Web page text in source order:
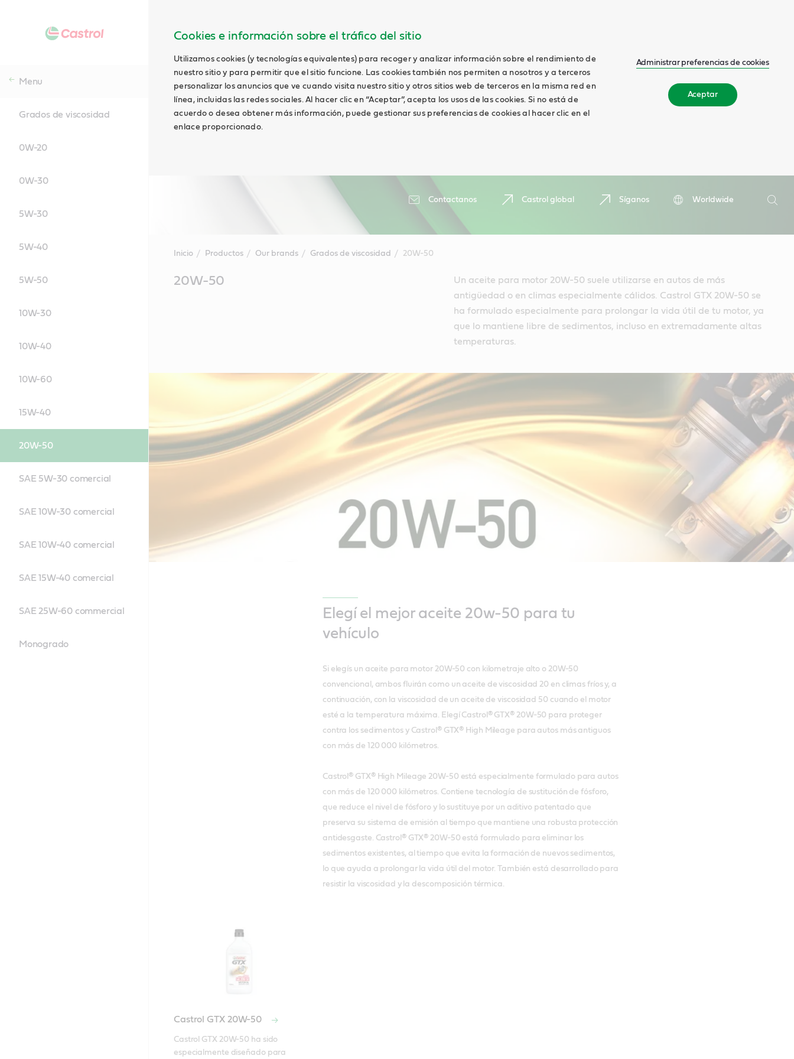
Cookies e información sobre el tráfico del sitio
Utilizamos cookies (y tecnologías equivalentes) para recoger y analizar información sobre el rendimiento de
nuestro sitio y para permitir que el sitio funcione. Las cookies también nos permiten a nosotros y a terceros
personalizar los anuncios que ve cuando visita nuestro sitio y otros sitios web de terceros en la misma red en
línea, incluidas las redes sociales. Al hacer clic en “Aceptar”, acepta los usos de las cookies. Si no está de
acuerdo o desea obtener más información, puede gestionar sus preferencias de cookies al hacer clic en el
enlace proporcionado.
Administrar preferencias de cookies
Aceptar
Contactanos Castrol global Síganos
Worldwide
Buscar
Menu
Grados de viscosidad
0W-20
0W-30
5W-30
5W-40
5W-50
10W-30
10W-40
10W-60
15W-40
20W-50
SAE 5W-30 comercial
SAE 10W-30 comercial
SAE 10W-40 comercial
SAE 15W-40 comercial
SAE 25W-60 commercial
Monogrado
Inicio Productos Our brands Grados de viscosidad 20W-50
Content20W-50
Un aceite para motor 20W-50 suele utilizarse en autos de más
antigüedad o en climas especialmente cálidos. Castrol GTX 20W-50 se
ha formulado especialmente para prolongar la vida útil de tu motor, ya
que lo mantiene libre de sedimentos, incluso en extremadamente altas
temperaturas.
Elegí el mejor aceite 20w-50 para tu
vehículo
Si elegís un aceite para motor 20W-50 con kilometraje alto o 20W-50
convencional, ambos fluirán como un aceite de viscosidad 20 en climas fríos y, a
continuación, con la viscosidad de un aceite de viscosidad 50 cuando el motor
esté a la temperatura máxima. Elegí Castrol® GTX® 20W-50 para proteger
contra los sedimentos y Castrol® GTX® High Mileage para autos más antiguos
con más de 120 000 kilómetros.
Castrol® GTX® High Mileage 20W-50 está especialmente formulado para autos
con más de 120 000 kilómetros. Contiene tecnología de sustitución de fósforo,
que reduce el nivel de fósforo y lo sustituye por un aditivo patentado que
preserva su sistema de emisión al tiempo que mantiene una robusta protección
antidesgaste. Castrol® GTX® 20W-50 está formulado para eliminar los
sedimentos existentes, al tiempo que evita la formación de nuevos sedimentos,
lo que ayuda a prolongar la vida útil del motor. También está desarrollado para
resistir la viscosidad y la descomposición térmica.
Castrol GTX 20W-50
Castrol GTX 20W-50 ha sido
especialmente diseñado para